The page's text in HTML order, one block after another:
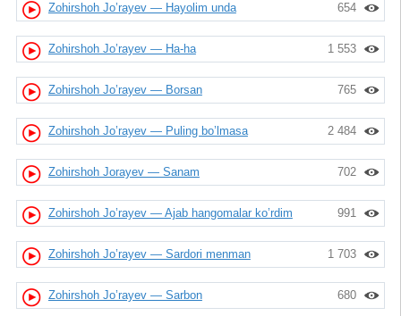
654
Zohirshoh Jo’rayev — Hayolim unda
1 553
Zohirshoh Jo’rayev — Ha-ha
765
Zohirshoh Jo’rayev — Borsan
2 484
Zohirshoh Jo’rayev — Puling bo’lmasa
702
Zohirshoh Jorayev — Sanam
991
Zohirshoh Jo’rayev — Ajab hangomalar ko’rdim
1 703
Zohirshoh Jo’rayev — Sardori menman
680
Zohirshoh Jo’rayev — Sarbon